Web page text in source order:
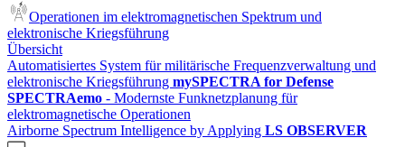
Operationen im elektromagnetischen Spektrum und
elektronische Kriegsführung
Übersicht
Automatisiertes System für militärische Frequenzverwaltung und
elektronische Kriegsführung mySPECTRA for Defense
SPECTRAemo - Modernste Funknetzplanung für
elektromagnetische Operationen
Airborne Spectrum Intelligence by Applying LS OBSERVER